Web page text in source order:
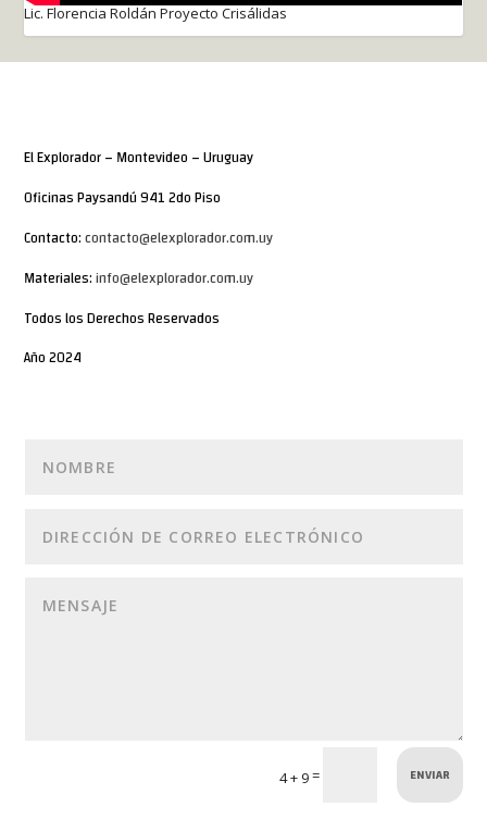
Lic. Florencia Roldán Proyecto Crisálidas
El Explorador – Montevideo – Uruguay
Oficinas Paysandú 941 2do Piso
Contacto:contacto@elexplorador.com.uy
Materiales:info@elexplorador.com.uy
Todos los Derechos Reservados
Año 2024
4 + 9= ENVIAR